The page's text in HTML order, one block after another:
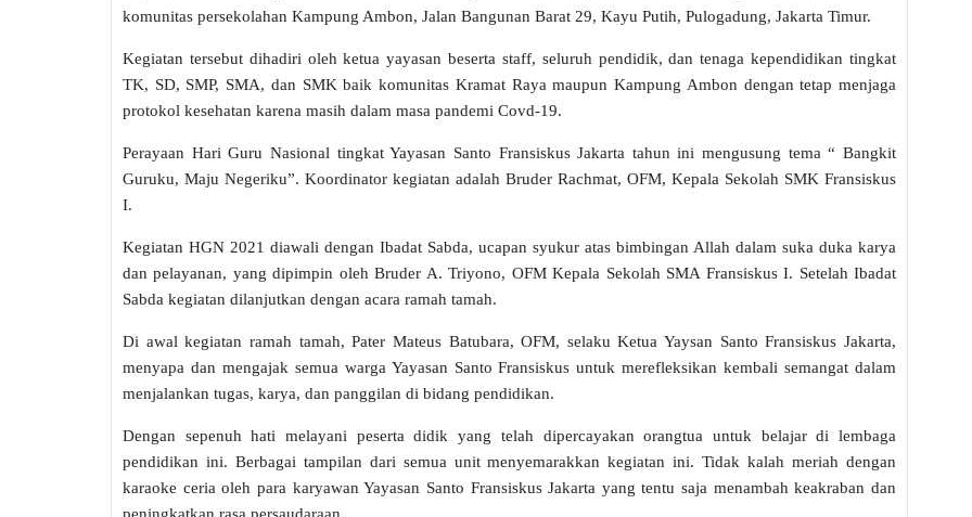
komunitas persekolahan Kampung Ambon, Jalan Bangunan Barat 29, Kayu Putih, Pulogadung, Jakarta Timur.
Kegiatan tersebut dihadiri oleh ketua yayasan beserta staff, seluruh pendidik, dan tenaga kependidikan tingkat
TK, SD, SMP, SMA, dan SMK baik komunitas Kramat Raya maupun Kampung Ambon dengan tetap menjaga
protokol kesehatan karena masih dalam masa pandemi Covd-19.
Perayaan Hari Guru Nasional tingkat Yayasan Santo Fransiskus Jakarta tahun ini mengusung tema “ Bangkit
Guruku, Maju Negeriku”. Koordinator kegiatan adalah Bruder Rachmat, OFM, Kepala Sekolah SMK Fransiskus
I.
Kegiatan HGN 2021 diawali dengan Ibadat Sabda, ucapan syukur atas bimbingan Allah dalam suka duka karya
dan pelayanan, yang dipimpin oleh Bruder A. Triyono, OFM Kepala Sekolah SMA Fransiskus I. Setelah Ibadat
Sabda kegiatan dilanjutkan dengan acara ramah tamah.
Di awal kegiatan ramah tamah, Pater Mateus Batubara, OFM, selaku Ketua Yaysan Santo Fransiskus Jakarta,
menyapa dan mengajak semua warga Yayasan Santo Fransiskus untuk merefleksikan kembali semangat dalam
menjalankan tugas, karya, dan panggilan di bidang pendidikan.
Dengan sepenuh hati melayani peserta didik yang telah dipercayakan orangtua untuk belajar di lembaga
pendidikan ini. Berbagai tampilan dari semua unit menyemarakkan kegiatan ini. Tidak kalah meriah dengan
karaoke ceria oleh para karyawan Yayasan Santo Fransiskus Jakarta yang tentu saja menambah keakraban dan